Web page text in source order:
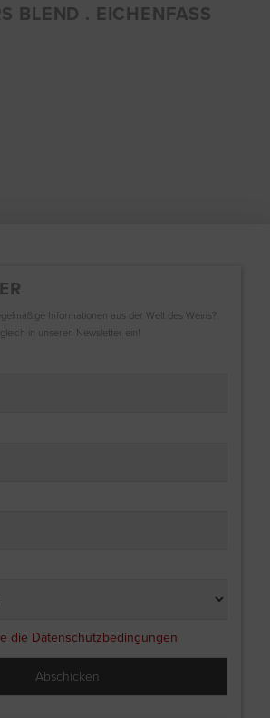
BLEND . EICHENFASS
Informationen aus der Welt des Weins?
in unseren Newsletter ein!
die Datenschutzbedingungen